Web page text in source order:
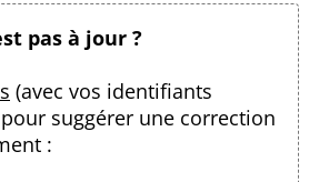
pas à jour ?
(avec vos identifiants
suggérer une correction
: